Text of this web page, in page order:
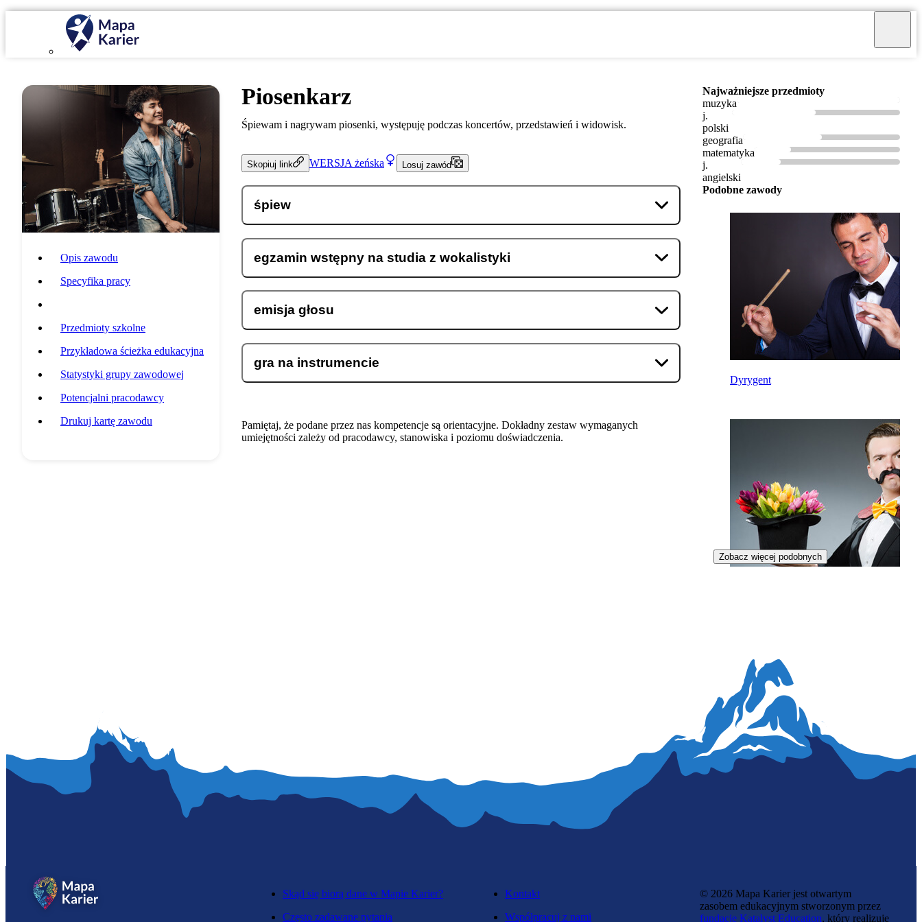
Opis zawodu
Specyfika pracy
Przedmioty szkolne
Przykładowa ścieżka edukacyjna
Statystyki grupy zawodowej
Potencjalni pracodawcy
Drukuj kartę zawodu
Piosenkarz
Śpiewam i nagrywam piosenki, występuję podczas koncertów, przedstawień i widowisk.
Skopiuj link WERSJA żeńska Losuj zawód
śpiew
egzamin wstępny na studia z wokalistyki
emisja głosu
gra na instrumencie
Pamiętaj, że podane przez nas kompetencje są orientacyjne. Dokładny zestaw wymaganych
umiejętności zależy od pracodawcy, stanowiska i poziomu doświadczenia.
Najważniejsze przedmioty
muzyka
j.
polski
geografia
matematyka
j.
angielski
Podobne zawody
Dyrygent
Zobacz więcej podobnych
Skąd się biorą dane w Mapie Karier?
Często zadawane pytania
Kontakt
Współpracuj z nami
© 2026 Mapa Karier jest otwartym
zasobem edukacyjnym stworzonym przez
fundację Katalyst Education, który realizuje